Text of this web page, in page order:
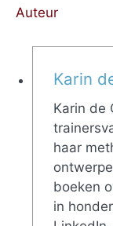
Auteur
Karin
Karin de
haar
boeken
in